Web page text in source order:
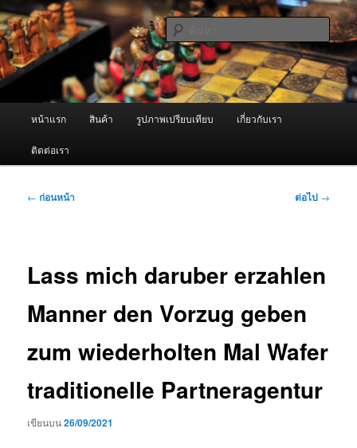
ข้าม
ไป
ยัง
เนื้อหา
หลัก ผู้นำเข้าเครื่องพ่นหมอกควัน Best
Fogger / Fogger One และ อะไหล่
จำหน่ายเครื่องพ่นหมอกควัน คุณภาพดี บริการด้วยความจริงใจ
ค้นหา
หน้าแรก สินค้า รูปภาพเปรียบเทียบ เกี่ยวกับเรา
ติดต่อเรา
เมนู
← ก่อนหน้า ต่อไป →
Lass mich daruber erzahlen
Manner den Vorzug geben
zum wiederholten Mal Wafer
traditionelle Partneragentur
เขียนบน26/09/2021